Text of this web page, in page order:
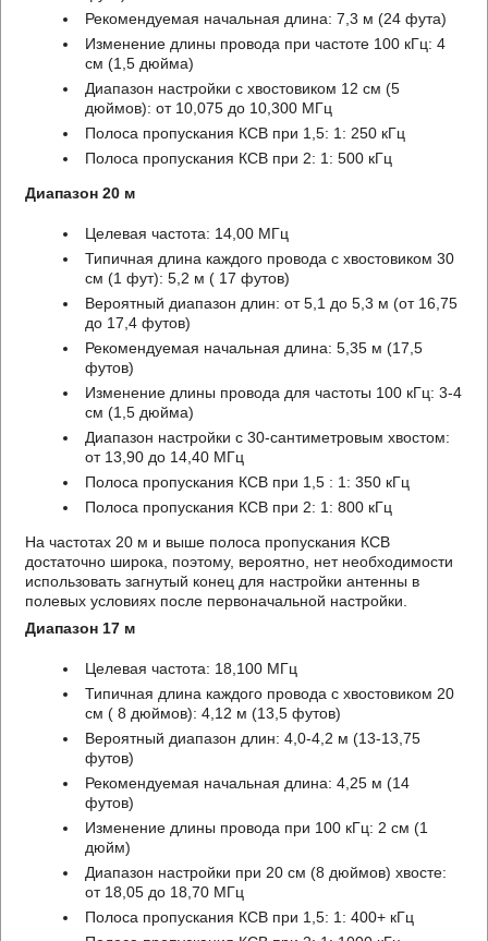
Рекомендуемая начальная длина: 7,3 м (24 фута)
Изменение длины провода при частоте 100 кГц: 4
см (1,5 дюйма)
Диапазон настройки с хвостовиком 12 см (5
дюймов): от 10,075 до 10,300 МГц
Полоса пропускания КСВ при 1,5: 1: 250 кГц
Полоса пропускания КСВ при 2: 1: 500 кГц
Диапазон 20 м
Целевая частота: 14,00 МГц
Типичная длина каждого провода с хвостовиком 30
см (1 фут): 5,2 м ( 17 футов)
Вероятный диапазон длин: от 5,1 до 5,3 м (от 16,75
до 17,4 футов)
Рекомендуемая начальная длина: 5,35 м (17,5
футов)
Изменение длины провода для частоты 100 кГц: 3-4
см (1,5 дюйма)
Диапазон настройки с 30-сантиметровым хвостом:
от 13,90 до 14,40 МГц
Полоса пропускания КСВ при 1,5 : 1: 350 кГц
Полоса пропускания КСВ при 2: 1: 800 кГц
На частотах 20 м и выше полоса пропускания КСВ
достаточно широка, поэтому, вероятно, нет необходимости
использовать загнутый конец для настройки антенны в
полевых условиях после первоначальной настройки.
Диапазон 17 м
Целевая частота: 18,100 МГц
Типичная длина каждого провода с хвостовиком 20
см ( 8 дюймов): 4,12 м (13,5 футов)
Вероятный диапазон длин: 4,0-4,2 м (13-13,75
футов)
Рекомендуемая начальная длина: 4,25 м (14
футов)
Изменение длины провода при 100 кГц: 2 см (1
дюйм)
Диапазон настройки при 20 см (8 дюймов) хвосте:
от 18,05 до 18,70 МГц
Полоса пропускания КСВ при 1,5: 1: 400+ кГц